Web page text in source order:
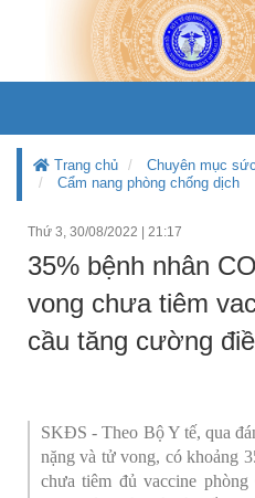
Trang chủ
Chuyên mục
Cẩm nang phòng chống dịch
Thứ 3, 30/08/2022 21:17
35% bệnh nhân
vong chưa tiêm
cầu tăng cường
SKĐS - Theo Bộ Y tế, qua
nặng và tử vong, có khoảng
chưa tiêm đủ vaccine